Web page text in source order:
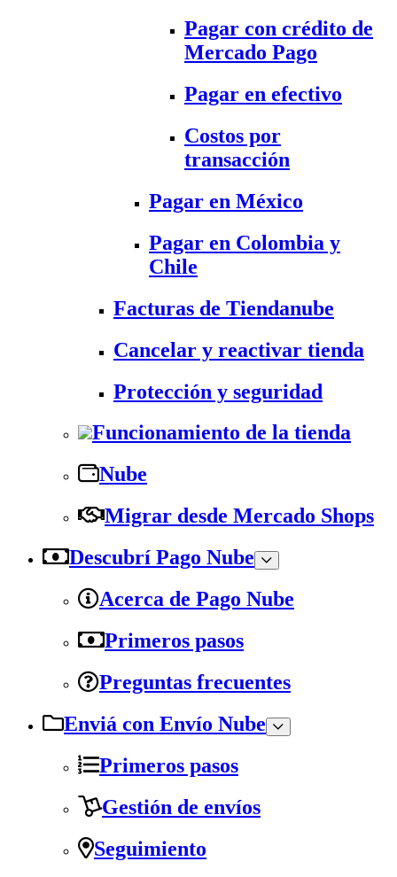
Pagar con crédito de
Mercado Pago
Pagar en efectivo
Costos por
transacción
Pagar en México
Pagar en Colombia y
Chile
Facturas de Tiendanube
Cancelar y reactivar tienda
Protección y seguridad
Funcionamiento de la tienda
Nube
Migrar desde Mercado Shops
Descubrí Pago Nube
Acerca de Pago Nube
Primeros pasos
Preguntas frecuentes
Enviá con Envío Nube
Primeros pasos
Gestión de envíos
Seguimiento